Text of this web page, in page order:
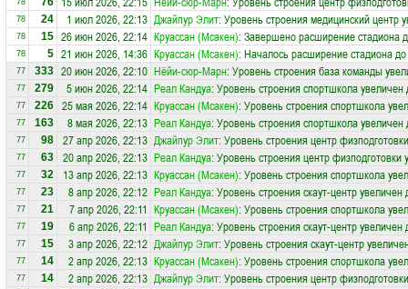
78
78 24 1 июл 2026, 22:13 Джайпур Элит: Уровень строения медицинский центр
78 15 26 июн 2026, 22:14 Круассан (Мсакен): Завершено расширение стадиона
78 5 21 июн 2026, 14:36 Круассан (Мсакен): Началось расширение стадиона
77 333 20 июн 2026, 22:10 Нёйи-сюр-Марн: Уровень строения база команды
77 279 5 июн 2026, 22:14 Реал Кандуа: Уровень строения спортшкола увеличен
77 226 25 мая 2026, 22:14 Круассан (Мсакен): Уровень строения спортшкола
77 163 8 мая 2026, 22:13 Реал Кандуа: Уровень строения спортшкола увеличен
77 98 27 апр 2026, 22:13 Джайпур Элит: Уровень строения центр
77 63 20 апр 2026, 22:13 Реал Кандуа: Уровень строения центр физподготовки
77 32 13 апр 2026, 22:13 Круассан (Мсакен): Уровень строения спортшкола
77 23 8 апр 2026, 22:12 Реал Кандуа: Уровень строения скаут-центр увеличен
77 21 7 апр 2026, 22:11 Круассан (Мсакен): Уровень строения спортшкола
77 19 6 апр 2026, 22:11 Реал Кандуа: Уровень строения скаут-центр увеличен
77 15 3 апр 2026, 22:12 Джайпур Элит: Уровень строения скаут-центр
77 14 2 апр 2026, 22:13 Круассан (Мсакен): Уровень строения спортшкола
77 14 2 апр 2026, 22:13 Джайпур Элит: Уровень строения центр